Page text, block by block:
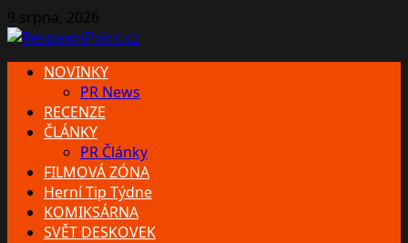
Skip
to
9 srpna, 2026
PrimaryNOVINKY
PR News
RECENZE
ČLÁNKY
PR Články
FILMOVÁ ZÓNA
Herní Tip Týdne
KOMIKSÁRNA
SVĚT DESKOVEK